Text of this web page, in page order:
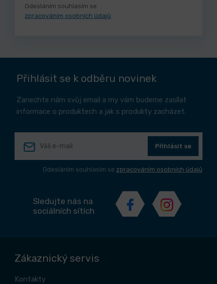
Odesláním souhlasím se
zpracováním osobních údajů
Přihlásit se k odběru novinek
Zanechte nám svůj email a my vám budeme zasílat
informace o produktech a jak s produkty zacházet.
Přihlásit se
Odesláním souhlasím se zpracováním osobních údajů
Sledujte nás na
sociálních sítích
Zákaznický servis
Kontakty